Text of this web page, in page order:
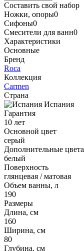
Составить свой набор
Ножки, опоры0
Сифоны0
Смесители для ванн0
Характеристики
Основные
Бренд
Roca
Коллекция
Carmen
Страна
Испания
Гарантия
10 лет
Основной цвет
серый
Дополнительные цвета
белый
Поверхность
глянцевая / матовая
Объем ванны, л
190
Размеры
Длина, см
160
Ширина, см
80
Глубина, см